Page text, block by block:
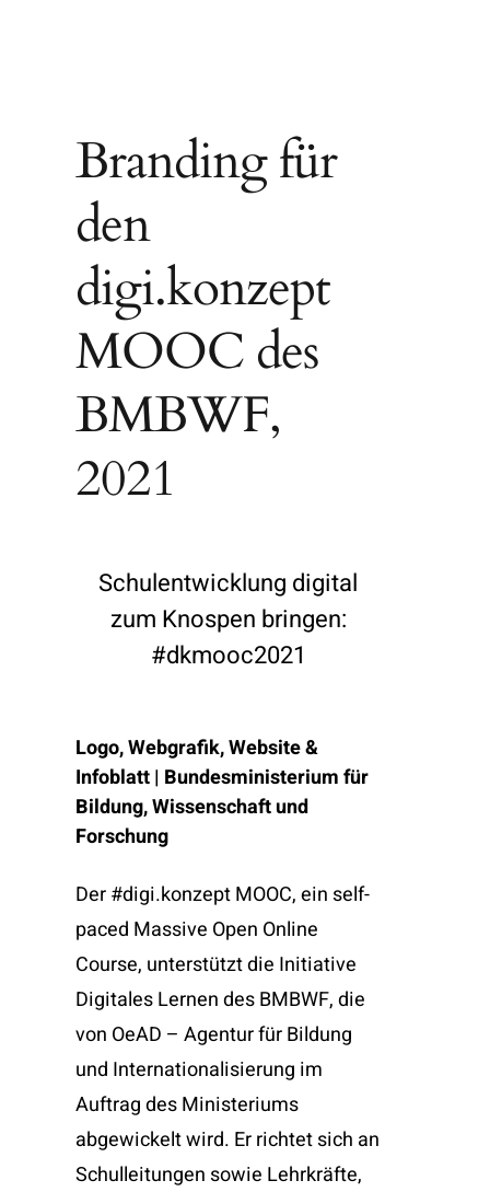
Branding für
den
digi.konzept
MOOC des
BMBWF,
2021
Schulentwicklung digital
zum Knospen bringen:
#dkmooc2021
Logo, Webgrafik, Website &
Infoblatt | Bundesministerium für
Bildung, Wissenschaft und
Forschung
Der #digi.konzept MOOC, ein self-
paced Massive Open Online
Course, unterstützt die Initiative
Digitales Lernen des BMBWF, die
von OeAD – Agentur für Bildung
und Internationalisierung im
Auftrag des Ministeriums
abgewickelt wird. Er richtet sich an
Schulleitungen sowie Lehrkräfte,